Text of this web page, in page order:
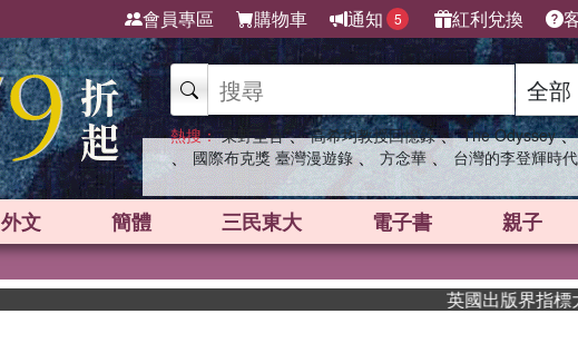
會員專區 購物車 通知 5 紅利兌換
熱搜： 東野圭吾 、 高希均教授回憶錄 、 The Odyssey 、
、 國際布克獎 臺灣漫遊錄 、 方念華 、 台灣的李登輝時代
外文 簡體 三民東大 電子書 親子
英國出版界指標大